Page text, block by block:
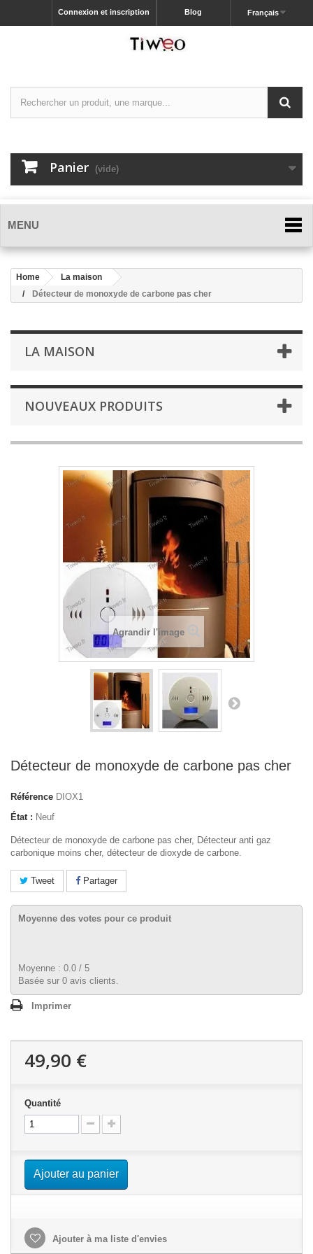
Français
Blog
Connexion et inscription
Panier (vide)
MENU
Home
La maison
Détecteur de monoxyde de carbone pas cher
LA MAISON
NOUVEAUX PRODUITS
Agrandir l'image
Détecteur de monoxyde de carbone pas cher
Référence DIOX1
État : Neuf
Détecteur de monoxyde de carbone pas cher, Détecteur anti gaz
carbonique moins cher, détecteur de dioxyde de carbone.
Tweet Partager
Moyenne des votes pour ce produit
Moyenne : 0.0 / 5
Basée sur 0 avis clients.
Imprimer
49,90 €
Quantité
Ajouter au panier
Ajouter à ma liste d'envies